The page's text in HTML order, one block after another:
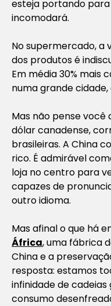
esteja portando
incomodará.
No supermercado, a
dos produtos é
Em média 30% mais
numa grande cidade,
Mas não pense você
dólar canadense,
brasileiras. A China
rico. É admirável
loja no centro para
capazes de
outro idioma.
Mas afinal o que há
África, uma fábrica
China e a
resposta: estamos
infinidade de
consumo